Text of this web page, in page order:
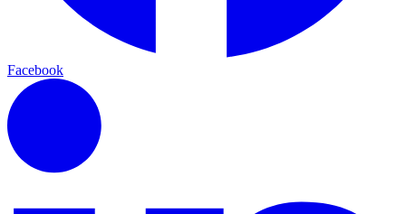
Facebook